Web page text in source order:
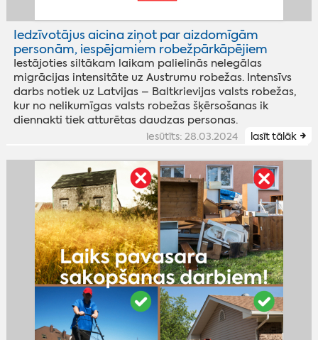
Iedzīvotājus aicina ziņot par aizdomīgām
personām, iespējamiem robežpārkāpējiem
Iestājoties siltākam laikam palielinās nelegālas
migrācijas intensitāte uz Austrumu robežas. Intensīvs
darbs notiek uz Latvijas – Baltkrievijas valsts robežas,
kur no nelikumīgas valsts robežas šķērsošanas ik
diennakti tiek atturētas daudzas personas.
iesūtīts: 28.03.2024 lasīt tālāk